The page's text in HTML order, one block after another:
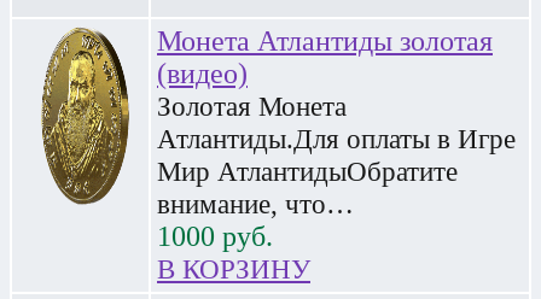
Монета Атлантиды золотая
(видео)
Золотая Монета
Атлантиды.Для оплаты в Игре
Мир АтлантидыОбратите
внимание, что…
1000 руб.
В КОРЗИНУ